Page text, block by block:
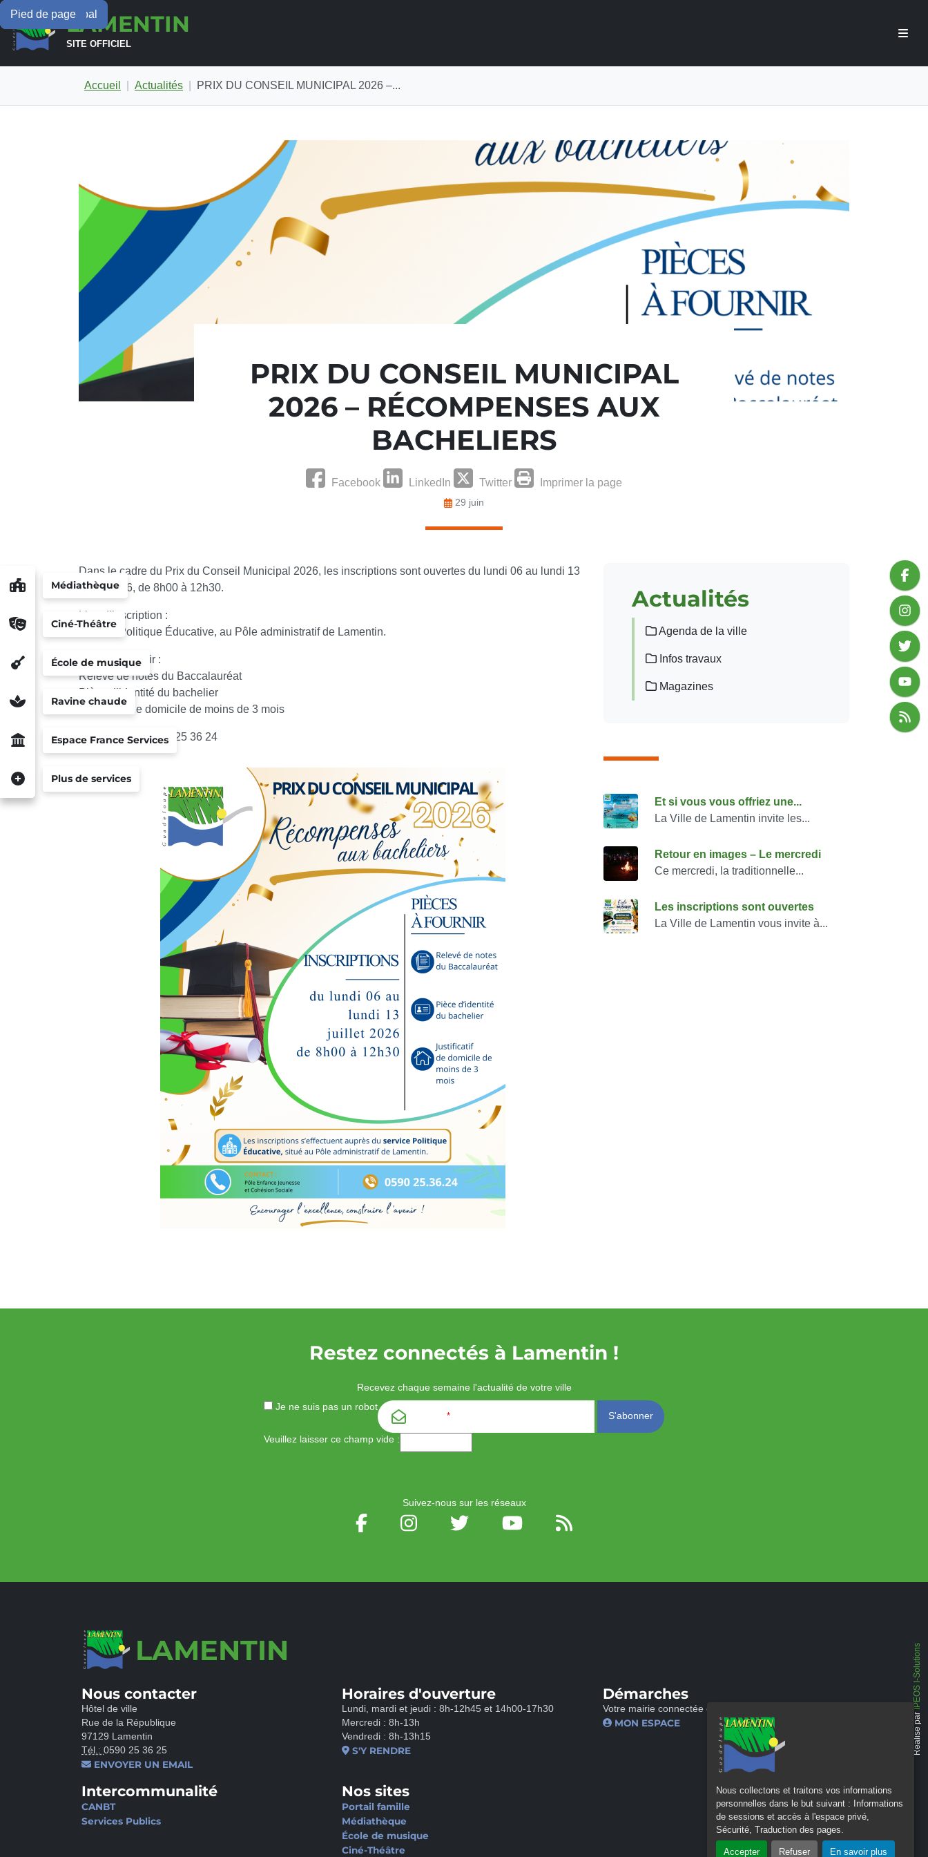
Nous collectons et traitons vos informations
personnelles dans le but suivant :
Informations
de sessions et accès à l'espace privé,
Sécurité, Traduction des pages
Accepter Refuser En savoir plus
Menu principal
Contenu principal
Pied de pageLAMENTIN
SITE OFFICIEL
Médiathèque
Ciné-Théâtre
École de musique
Ravine chaude
Espace France Services
Plus de services
Accueil Actualités PRIX DU CONSEIL MUNICIPAL 2026 –...
PRIX DU CONSEIL MUNICIPAL
2026 – RÉCOMPENSES AUX
BACHELIERS
Facebook LinkedIn Twitter Imprimer la page
29 juin
Dans le cadre du Prix du Conseil Municipal 2026, les inscriptions sont ouvertes du lundi 06 au lundi 13
juillet 2026, de 8h00 à 12h30.
Lieu d’inscription :
Service Politique Éducative, au Pôle administratif de Lamentin.
Pièces à fournir :
Relevé de notes du Baccalauréat
Pièce d’identité du bachelier
Justificatif de domicile de moins de 3 mois
Informations : 0590 25 36 24
Actualités
Agenda de la ville
Infos travaux
Magazines
Consulter également
Et si vous vous offriez une...
La Ville de Lamentin invite les...
Retour en images – Le mercredi
Ce mercredi, la traditionnelle...
Les inscriptions sont ouvertes
La Ville de Lamentin vous invite à...
LAMENTIN
Nous contacter
Hôtel de ville
Rue de la République
97129 Lamentin
Tél.: 0590 25 36 25
ENVOYER UN EMAIL
Horaires d'ouverture
Lundi, mardi et jeudi : 8h-12h45 et 14h00-17h30
Mercredi : 8h-13h
Vendredi : 8h-13h15
S'Y RENDRE
Démarches
Votre mairie connectée et disponible 24/24
MON ESPACE
Intercommunalité
CANBT
Services Publics
Nos sites
Portail famille
Médiathèque
École de musique
Ciné-Théâtre
Restez connectés à Lamentin !
Recevez chaque semaine l'actualité de votre ville
Je ne suis pas un robot
*
Veuillez laisser ce champ vide :
Suivez-nous sur les réseaux
Réalisé par
IPEOS I-Solutions